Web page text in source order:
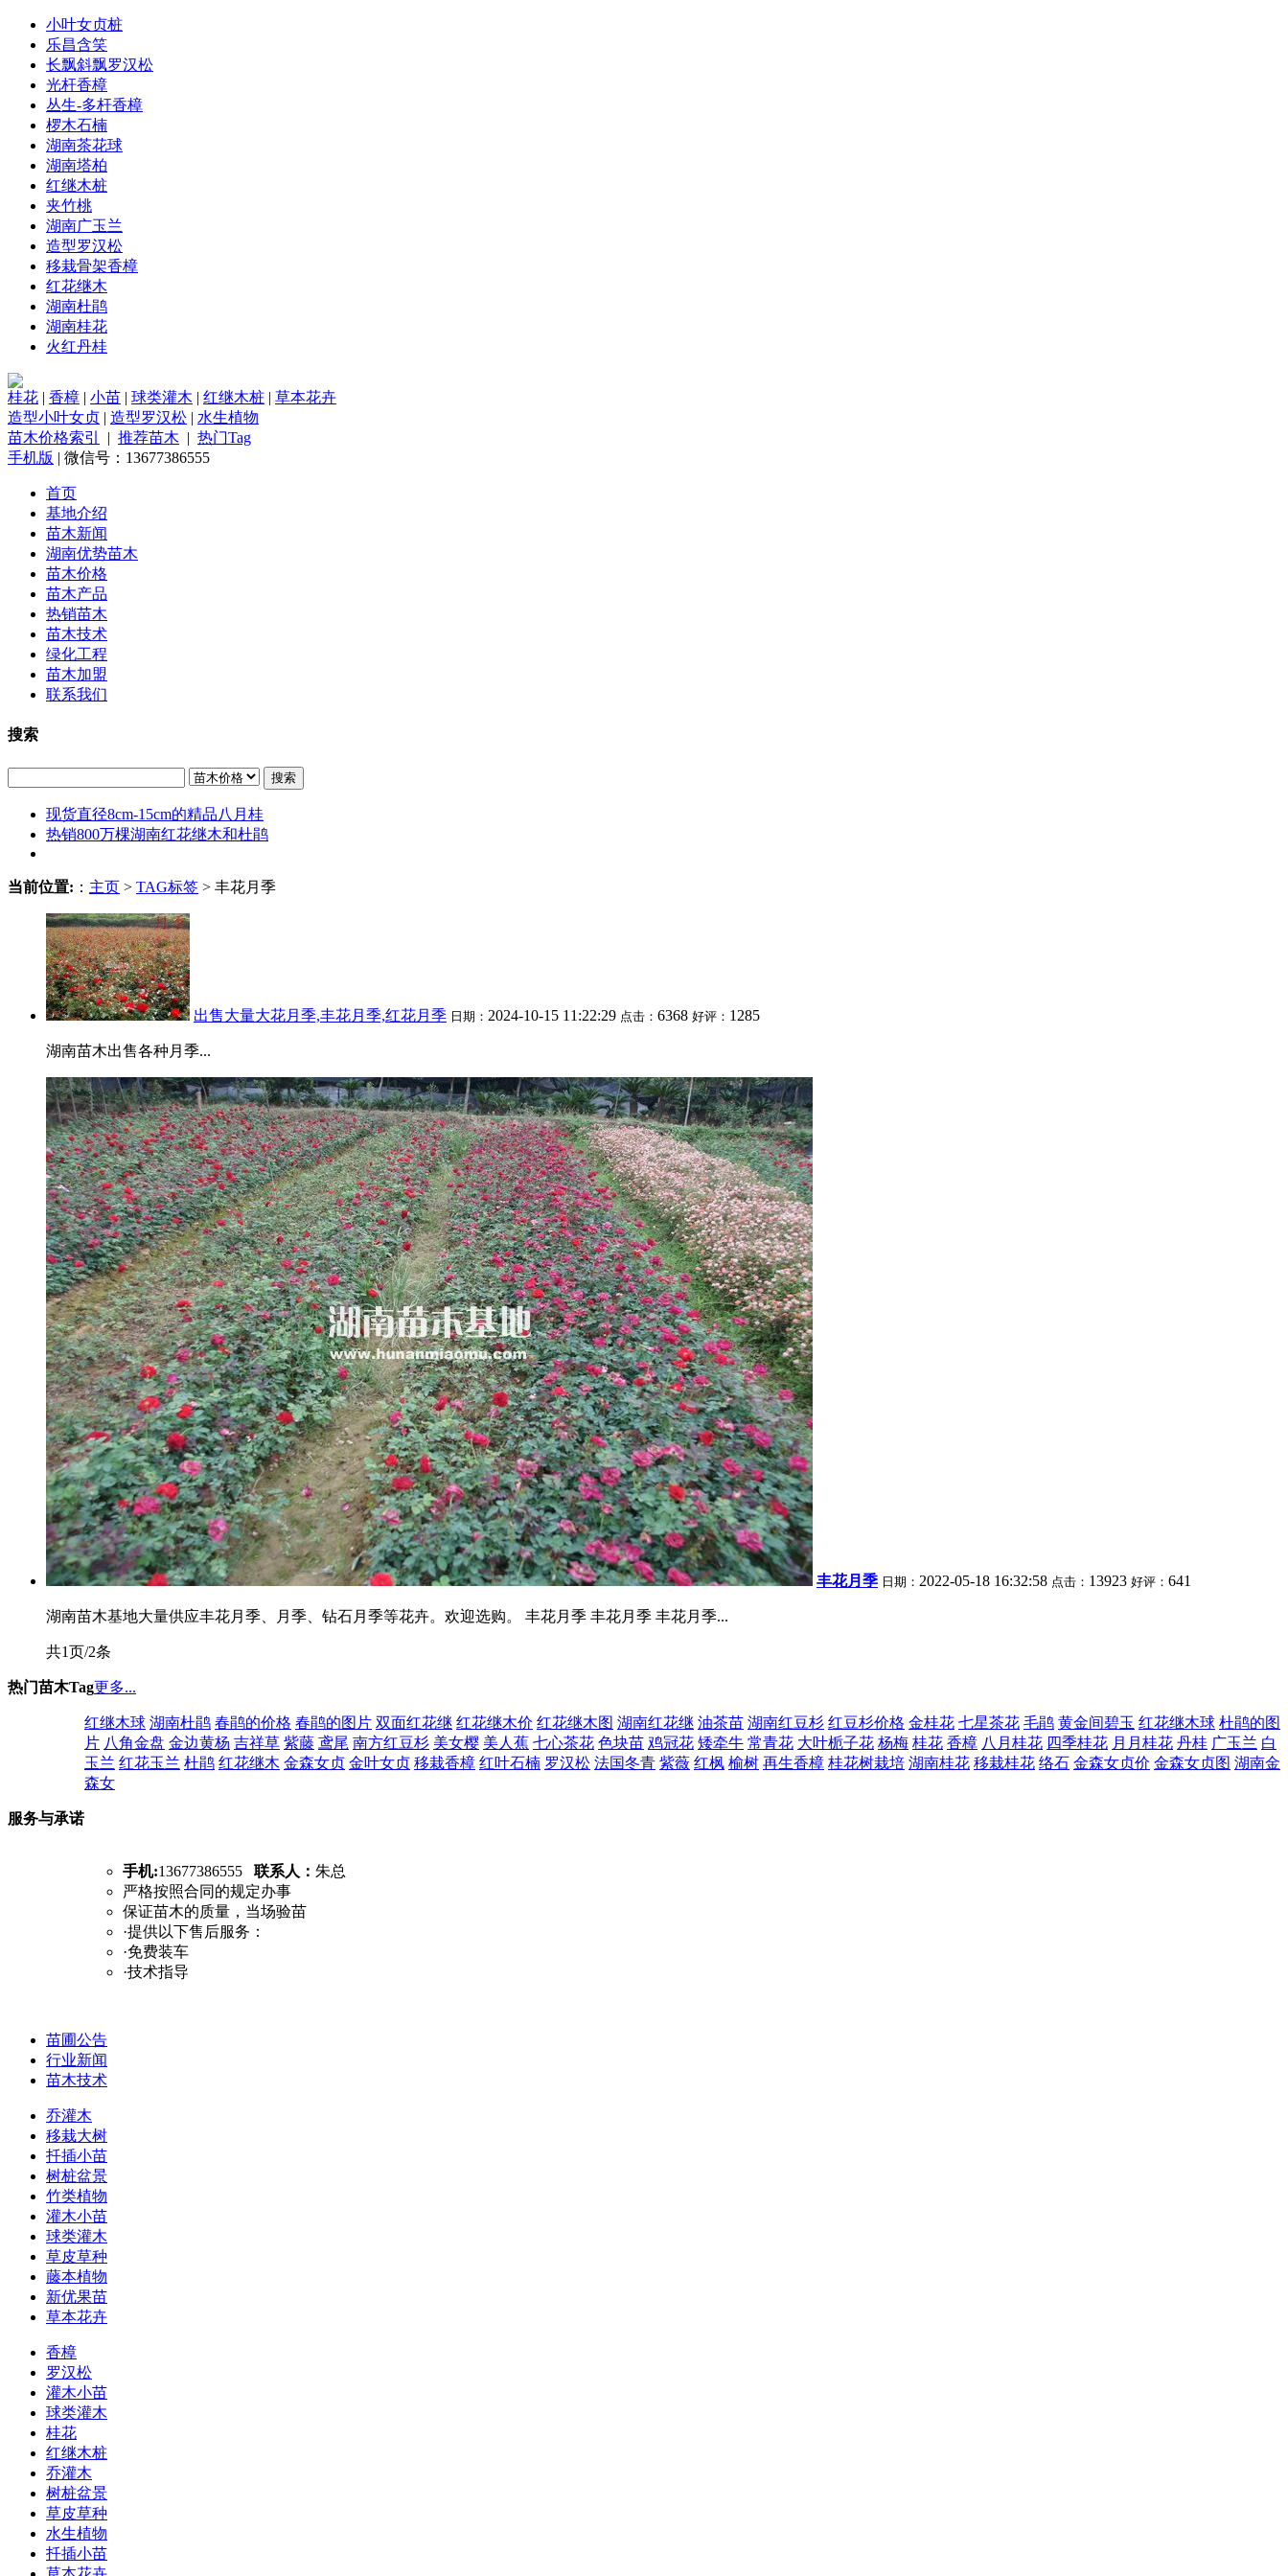
小叶女贞桩
乐昌含笑
长飘斜飘罗汉松
光杆香樟
丛生-多杆香樟
椤木石楠
湖南茶花球
湖南塔柏
红继木桩
夹竹桃
湖南广玉兰
造型罗汉松
移栽骨架香樟
红花继木
湖南杜鹃
湖南桂花
火红丹桂
桂花 | 香樟 | 小苗 | 球类灌木 | 红继木桩 | 草本花卉
造型小叶女贞 | 造型罗汉松 | 水生植物
苗木价格索引
| 推荐苗木 | 热门Tag
手机版 | 微信号：13677386555
首页
基地介绍
苗木新闻
湖南优势苗木
苗木价格
苗木产品
热销苗木
苗木技术
绿化工程
苗木加盟
联系我们
搜索
搜索
现货直径8cm-15cm的精品八月桂
热销800万棵湖南红花继木和杜鹃
当前位置: ： 主页 > TAG标签 > 丰花月季
出售大量大花月季,丰花月季,红花月季 日期： 2024-10-15 11:22:29 点击： 6368 好评： 1285
湖南苗木出售各种月季...
丰花月季 日期： 2022-05-18 16:32:58 点击： 13923 好评： 641
湖南苗木基地大量供应丰花月季、月季、钻石月季等花卉。欢迎选购。 丰花月季 丰花月季 丰花月季...
共1页/2条
热门苗木Tag更多...
红继木球 湖南杜鹃 春鹃的价格 春鹃的图片 双面红花继 红花继木价 红花继木图 湖南红花继 油茶苗 湖南红豆杉 红豆杉价格 金桂花 七星茶花 毛鹃 黄金间碧玉 红花继木球 杜鹃的图
片 八角金盘 金边黄杨 吉祥草 紫藤 鸢尾 南方红豆杉 美女樱 美人蕉 七心茶花 色块苗 鸡冠花 矮牵牛 常青花 大叶栀子花 杨梅 桂花 香樟 八月桂花 四季桂花 月月桂花 丹桂 广玉兰 白
玉兰 红花玉兰 杜鹃 红花继木 金森女贞 金叶女贞 移栽香樟 红叶石楠 罗汉松 法国冬青 紫薇 红枫 榆树 再生香樟 桂花树栽培 湖南桂花 移栽桂花 络石 金森女贞价 金森女贞图 湖南金
森女
服务与承诺
手机:13677386555 联系人： 朱总
严格按照合同的规定办事
保证苗木的质量，当场验苗
·提供以下售后服务：
·免费装车
·技术指导
苗圃公告
行业新闻
苗木技术
乔灌木
移栽大树
扦插小苗
树桩盆景
竹类植物
灌木小苗
球类灌木
草皮草种
藤本植物
新优果苗
草本花卉
香樟
罗汉松
灌木小苗
球类灌木
桂花
红继木桩
乔灌木
树桩盆景
草皮草种
水生植物
扦插小苗